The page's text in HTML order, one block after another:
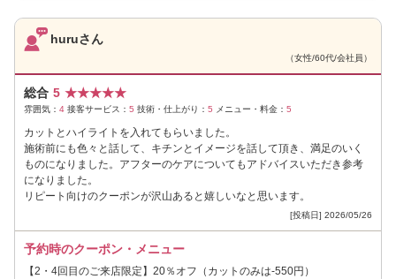
huruさん
（女性/60代/会社員）
総合 5 ★★★★★
雰囲気： 4 接客サービス： 5 技術・仕上がり： 5 メニュー・料金： 5
カットとハイライトを入れてもらいました。
施術前にも色々と話して、キチンとイメージを話して頂き、満足のいく
ものになりました。アフターのケアについてもアドバイスいただき参考
になりました。
リピート向けのクーポンが沢山あると嬉しいなと思います。
[投稿日] 2026/05/26
予約時のクーポン・メニュー
【2・4回目のご来店限定】20％オフ（カットのみは-550円）